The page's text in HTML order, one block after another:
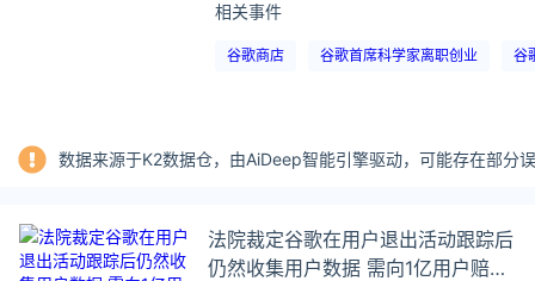
相关事件
谷歌商店 谷歌首席科学家离职创业 谷
数据来源于K2数据仓，由AiDeep智能引擎驱动，可能存在部分
法院裁定谷歌在用户退出活动跟踪后
仍然收集用户数据 需向1亿用户赔偿